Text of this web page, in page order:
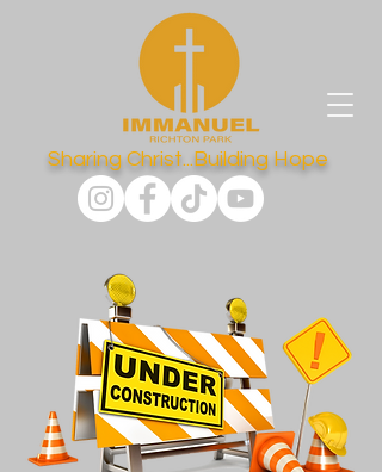
Sharing Christ...Building Hope